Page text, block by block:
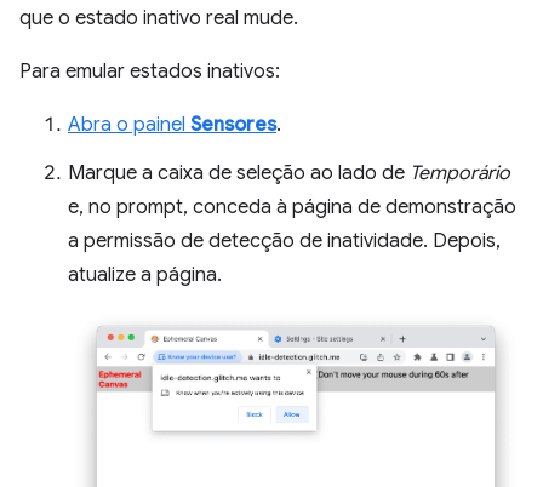
que o estado inativo real mude.
Para emular estados inativos:
Abra o painel Sensores.
Marque a caixa de seleção ao lado de Temporário
e, no prompt, conceda à página de demonstração
a permissão de detecção de inatividade. Depois,
atualize a página.